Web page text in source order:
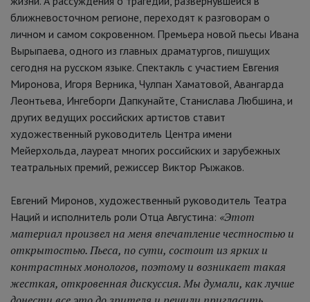
ближневосточном регионе, переходят к разговорам о
личном и самом сокровенном. Премьера новой пьесы Ивана
Вырыпаева, одного из главных драматургов, пишущих
сегодня на русском языке. Спектакль с участием Евгения
Миронова, Игоря Верника, Чулпан Хаматовой, Авангарда
Леонтьева, Ингеборги Дапкунайте, Станислава Любшина, и
других ведущих российских артистов ставит
художественный руководитель Центра имени
Мейерхольда, лауреат многих российских и зарубежных
театральных премий, режиссер Виктор Рыжаков.
Евгений Миронов, художественный руководитель Театра
Наций и исполнитель роли Отца Августина: «Этот
материал произвел на меня впечатление честностью и
открытостью. Пьеса, по сути, состоит из ярких и
контрастных монологов, поэтому и возникает такая
жесткая, откровенная дискуссия. Мы думали, как лучше